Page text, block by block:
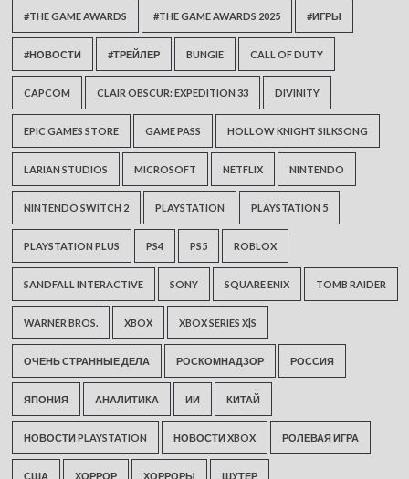
#THE GAME AWARDS #THE GAME AWARDS 2025 #ИГРЫ
#НОВОСТИ #ТРЕЙЛЕР BUNGIE CALL OF DUTY
CAPCOM CLAIR OBSCUR: EXPEDITION 33 DIVINITY
EPIC GAMES STORE GAME PASS HOLLOW KNIGHT SILKSONG
LARIAN STUDIOS MICROSOFT NETFLIX NINTENDO
NINTENDO SWITCH 2 PLAYSTATION PLAYSTATION 5
PLAYSTATION PLUS PS4 PS5 ROBLOX
SANDFALL INTERACTIVE SONY SQUARE ENIX TOMB RAIDER
WARNER BROS. XBOX XBOX SERIES X|S
ОЧЕНЬ СТРАННЫЕ ДЕЛА РОСКОМНАДЗОР РОССИЯ
ЯПОНИЯ АНАЛИТИКА ИИ КИТАЙ
НОВОСТИ PLAYSTATION НОВОСТИ XBOX РОЛЕВАЯ ИГРА
США ХОРРОР ХОРРОРЫ ШУТЕР